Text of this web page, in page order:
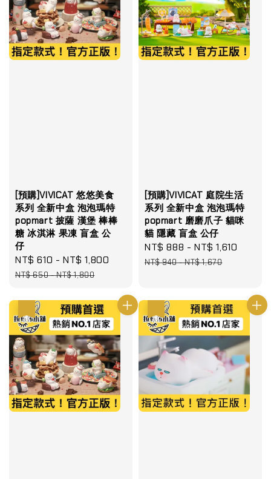
[預購]VIVICAT 悠悠美食
系列 全新中盒 泡泡瑪特
popmart 披薩 漢堡 棒棒
糖 冰淇淋 果凍 盲盒 公
仔
Sale
price
NT$ 610 -NT$ 1,800
Regular
NT$ 650-NT$ 1,800
[預購]VIVICAT 庭院生活
系列 全新中盒 泡泡瑪特
popmart 磨磨爪子 貓咪
貓 隱藏 盲盒 公仔
Sale
price
NT$ 888 -NT$ 1,610
NT$ 940-NT$ 1,670